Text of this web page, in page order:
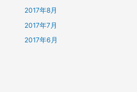
2017年8月
2017年7月
2017年6月